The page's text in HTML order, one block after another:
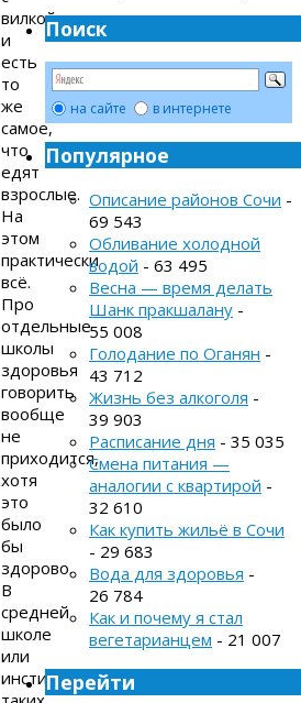
вилкой
и
есть
то
же
самое,
что
едят
взрослые.
На
этом
практически
всё.
Про
отдельные
школы
здоровья
говорить
вообще
не
приходится,
хотя
это
было
бы
здорово.
В
средней
школе
или
институте
Поиск
на сайте в интернете
Популярное
Описание районов Сочи -
69 543
Обливание холодной
водой - 63 495
Весна — время делать
Шанк пракшалану -
55 008
Голодание по Оганян -
43 712
Жизнь без алкоголя -
39 903
Расписание дня - 35 035
Смена питания —
аналогии с квартирой -
32 610
Как купить жильё в Сочи
- 29 683
Вода для здоровья -
26 784
Как и почему я стал
вегетарианцем - 21 007
Перейти